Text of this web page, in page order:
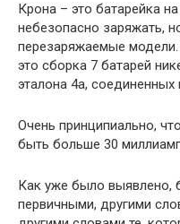
Крона – это батарейка
небезопасно заряжать,
перезаряжаемые
это сборка 7 батарей
эталона 4а, соединенных
Очень принципиально,
быть больше 30
Как уже было выявлено,
первичными, другими